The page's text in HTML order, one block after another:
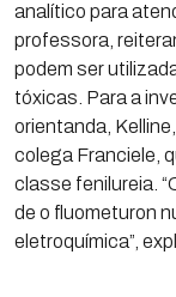
analítico para
professora,
podem ser
tóxicas. Para a
orientanda,
colega Franciele,
classe fenilureia.
de o fluometuron
eletroquímica”,